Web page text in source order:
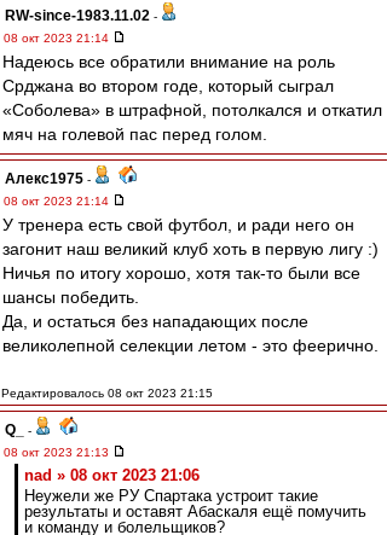
RW-since-1983.11.02 -
08 окт 2023 21:14
Надеюсь все обратили внимание на роль
Срджана во втором годе, который сыграл
«Соболева» в штрафной, потолкался и откатил
мяч на голевой пас перед голом.
Алекс1975 -
08 окт 2023 21:14
У тренера есть свой футбол, и ради него он
загонит наш великий клуб хоть в первую лигу :)
Ничья по итогу хорошо, хотя так-то были все
шансы победить.
Да, и остаться без нападающих после
великолепной селекции летом - это феерично.
Редактировалось 08 окт 2023 21:15
Q_
-
08 окт 2023 21:13
nad » 08 окт 2023 21:06
Неужели же РУ Спартака устроит такие
результаты и оставят Абаскаля ещё помучить
и команду и болельщиков?